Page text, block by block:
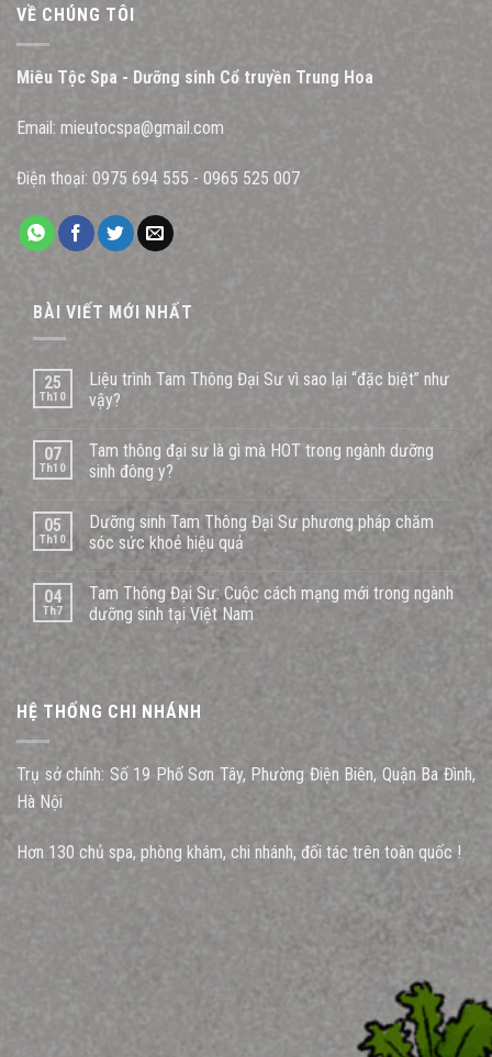
VỀ CHÚNG TÔI
Miêu Tộc Spa - Dưỡng sinh Cổ truyền Trung Hoa
Email: mieutocspa@gmail.com
Điện thoại: 0975 694 555 - 0965 525 007
BÀI VIẾT MỚI NHẤT
25
Th10
Liệu trình Tam Thông Đại Sư vì sao lại “đặc biệt” như
vậy?
07
Th10
Tam thông đại sư là gì mà HOT trong ngành dưỡng
sinh đông y?
05
Th10
Dưỡng sinh Tam Thông Đại Sư phương pháp chăm
sóc sức khoẻ hiệu quả
04
Th7
Tam Thông Đại Sư: Cuộc cách mạng mới trong ngành
dưỡng sinh tại Việt Nam
HỆ THỐNG CHI NHÁNH
Trụ sở chính: Số 19 Phố Sơn Tây, Phường Điện Biên, Quận Ba Đình,
Hà Nội
Hơn 130 chủ spa, phòng khám, chi nhánh, đối tác trên toàn quốc !